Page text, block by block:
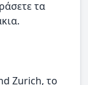
τα
Zurich, το